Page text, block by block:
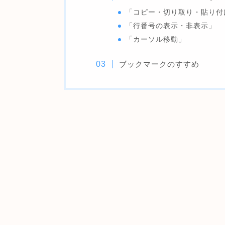
「コピー・切り取り・貼り
「行番号の表示・非表示」
「カーソル移動」
ブックマークのすすめ